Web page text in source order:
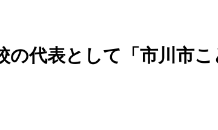
の代表として「市川市